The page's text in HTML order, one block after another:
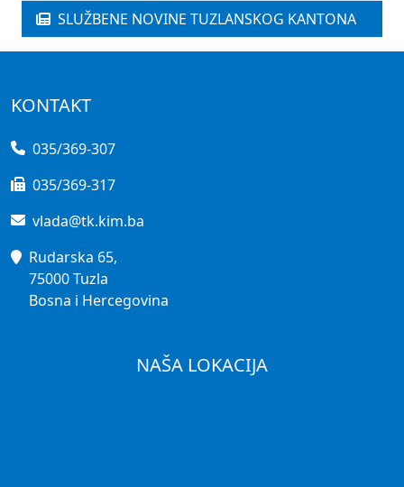
SLUŽBENE NOVINE TUZLANSKOG KANTONA
KONTAKT
035/369-307
035/369-317
vlada@tk.kim.ba
Rudarska 65,
75000 Tuzla
Bosna i Hercegovina
NAŠA LOKACIJA